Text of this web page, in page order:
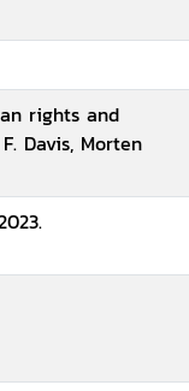
rights and
Davis, Morten